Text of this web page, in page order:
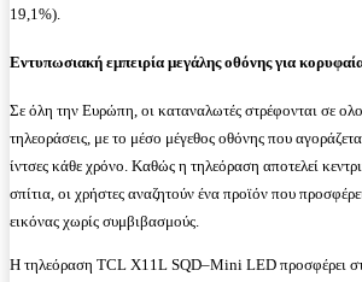
19,1%).
Εντυπωσιακή εμπειρία μεγάλης οθόνης για
Σε όλη την Ευρώπη, οι καταναλωτές στρέφονται σε
τηλεοράσεις, με το μέσο μέγεθος οθόνης που
ίντσες κάθε χρόνο. Καθώς η τηλεόραση αποτελεί
σπίτια, οι χρήστες αναζητούν ένα προϊόν που
εικόνας χωρίς συμβιβασμούς.
Η τηλεόραση TCL X11L SQD–Mini LED προσφέρει